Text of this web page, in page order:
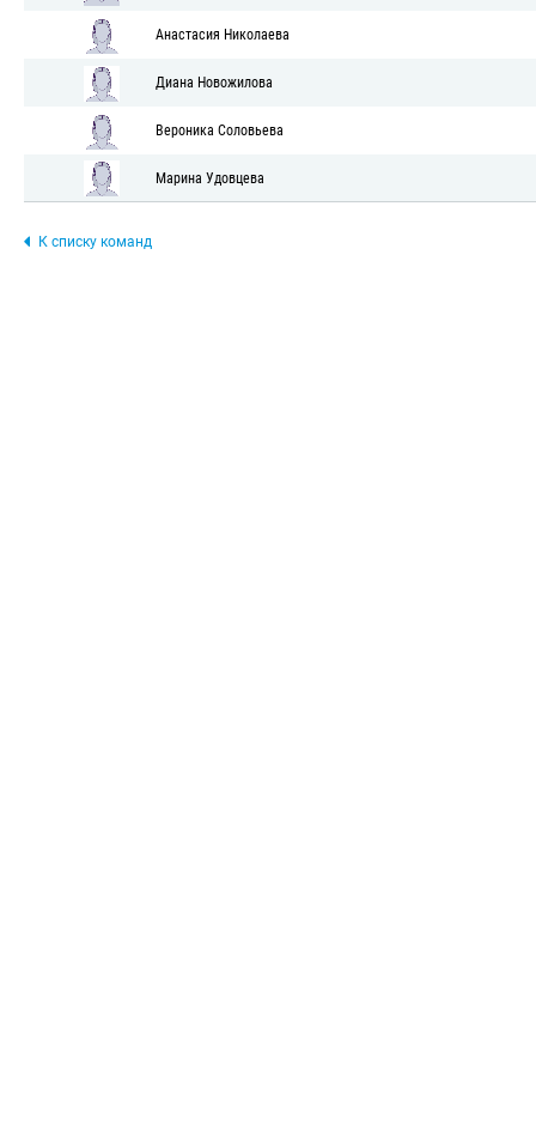
Анастасия Николаева
Диана Новожилова
Вероника Соловьева
Марина Удовцева
К списку команд